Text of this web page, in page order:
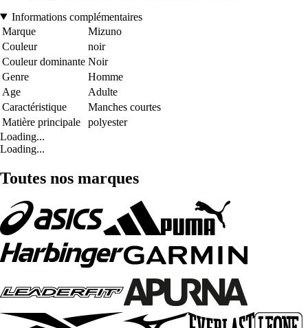
Informations complémentaires
Marque
Mizuno
Couleur
noir
Couleur dominante Noir
Genre
Homme
Age
Adulte
Caractéristique
Manches courtes
Matière principale
polyester
Loading...
Loading...
Toutes nos marques